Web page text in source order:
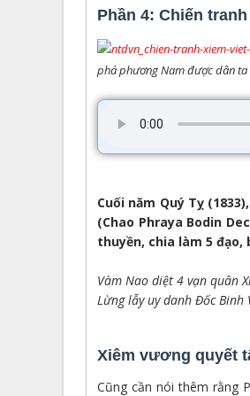
Phần 4: Chiến
phá phương Nam được dân ta
Cuối năm Quý Tỵ
(Chao Phraya Bodin
thuyền, chia làm 5
Vàm Nao diệt 4 vạn quân
Lừng lẫy uy danh Đốc Binh
Xiêm vương quyết
Cũng cần nói thêm rằng